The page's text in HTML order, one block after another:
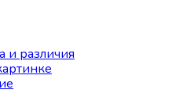
и различия